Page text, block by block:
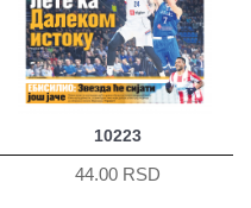
10223
44.00 RSD